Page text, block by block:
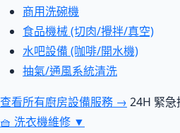
商用洗碗機
食品機械 (切肉/攪拌/真空)
水吧設備 (咖啡/開水機)
抽氣/通風系統清洗
查看所有廚房設備服務 → 24H 緊急
🧺 洗衣機維修 ▼